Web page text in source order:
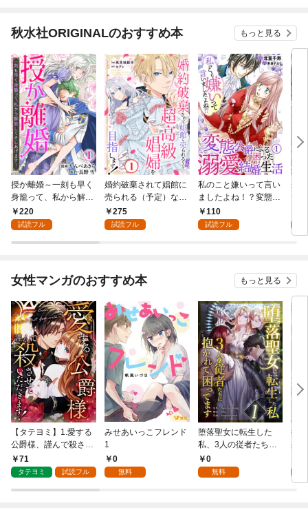
秋水社ORIGINALのおすすめ本 もっと見る
授か離婚～一刻も早く
身籠って、私から解放
してさしあげます！1
220
試読フル
婚約破棄されて娼館に
売られる（予定）なの
で、超高級娼婦を目指
します！1
275
試読フル
私のこと嫌いって言い
ましたよね！？変態公
爵による困った溺愛結
婚生活 1
110
試読フル
未
で
女性マンガのおすすめ本 もっと見る
【タテヨミ】1.愛する
公爵様、謹んで殺させ
ていただきます！
71
タテヨミ 試読フル
みせあいっこフレンド
1
0
無料
堕落聖女に転生した
私、3人の従者たちに
抱かれて困ってます 第
1話
0
無料
授
身